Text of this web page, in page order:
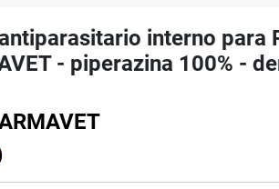
interno para
- piperazina 100% -